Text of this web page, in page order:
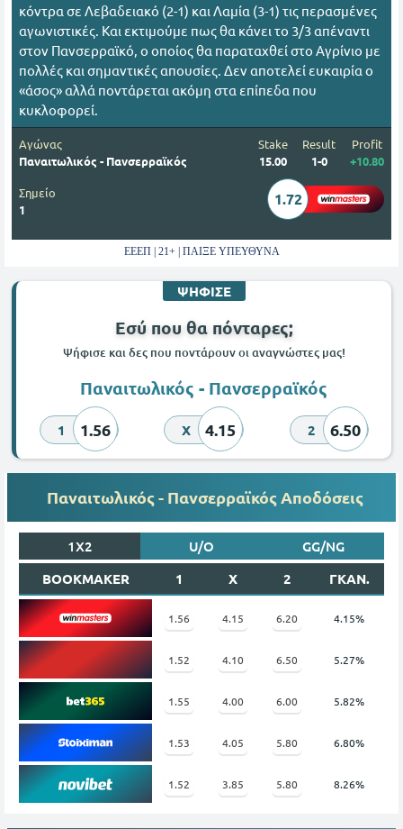
κόντρα σε Λεβαδειακό (2-1) και Λαμία (3-1) τις περασμένες
αγωνιστικές. Και εκτιμούμε πως θα κάνει το 3/3 απέναντι
στον Πανσερραϊκό, ο οποίος θα παραταχθεί στο Αγρίνιο με
πολλές και σημαντικές απουσίες. Δεν αποτελεί ευκαιρία ο
«άσος» αλλά ποντάρεται ακόμη στα επίπεδα που
κυκλοφορεί.
Αγώνας
Παναιτωλικός - Πανσερραϊκός
Stake
15.00
Result
1-0
Profit
+10.80
Σημείο
1
1.72
ΕΕΕΠ | 21+ | ΠΑΙΞΕ ΥΠΕΥΘΥΝΑ
ΨΗΦΙΣΕ
Εσύ που θα πόνταρες;
Ψήφισε και δες που ποντάρουν οι αναγνώστες μας!
Παναιτωλικός - Πανσερραϊκός
1 1.56 X 4.15 2 6.50
Παναιτωλικός - Πανσερραϊκός Αποδόσεις
1X2 U/O
GG/NG
BOOKMAKER
1 X 2 ΓΚΑΝ.
1.56 4.15 6.20 4.15%
1.52 4.10 6.50 5.27%
1.55 4.00 6.00 5.82%
1.53 4.05 5.80 6.80%
1.52 3.85 5.80 8.26%